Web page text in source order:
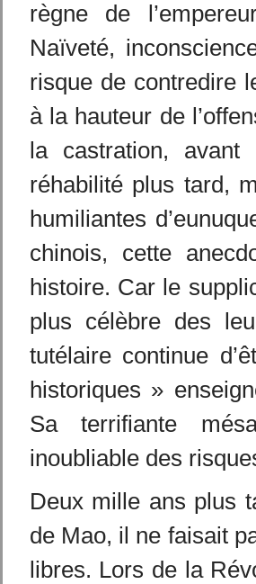
règne de
Naïveté,
risque de contredire
à la hauteur de
la castration,
réhabilité plus tard,
humiliantes
chinois, cette
histoire. Car le
plus célèbre des
tutélaire continue
historiques »
Sa terrifiante
inoubliable des
Deux mille ans plus
de Mao, il ne faisait
libres. Lors de la